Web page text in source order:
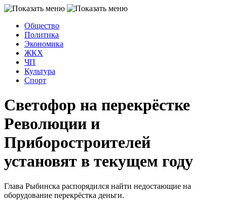
Общество
Политика
Экономика
ЖКХ
ЧП
Культура
Спорт
Светофор на перекрёстке
Революции и
Приборостроителей
установят в текущем году
Глава Рыбинска распорядился найти недостающие на
оборудование перекрёстка деньги.